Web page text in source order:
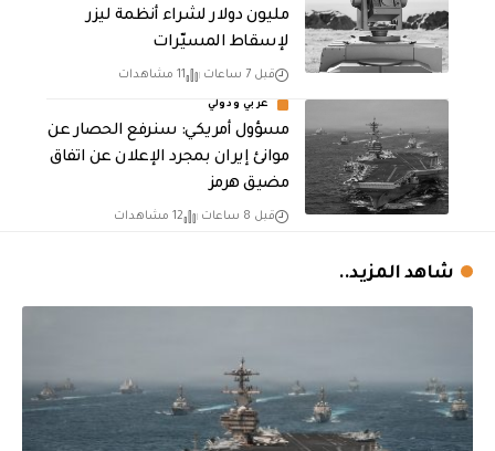
مليون دولار لشراء أنظمة ليزر
لإسقاط المسيّرات
قبل 7 ساعات 11 مشاهدات
عربي ودولي
مسؤول أمريكي: سنرفع الحصار عن
موانئ إيران بمجرد الإعلان عن اتفاق
مضيق هرمز
قبل 8 ساعات 12 مشاهدات
شاهد المزيد..